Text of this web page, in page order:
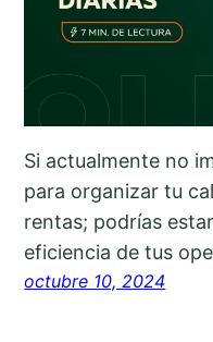
Si actualmente no
para organizar tu
rentas; podrías
eficiencia de tus
octubre 10, 2024